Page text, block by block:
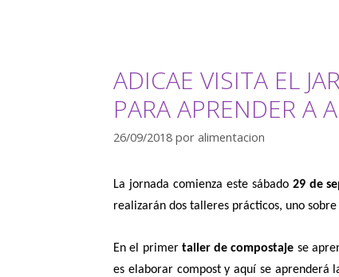
ADICAE VISITA EL
PARA APRENDER A
26/09/2018 por alimentacion
La jornada comienza este sábado 29 de
realizarán dos talleres prácticos, uno
En el primer taller de compostaje se
es elaborar composty aquí se aprenderá